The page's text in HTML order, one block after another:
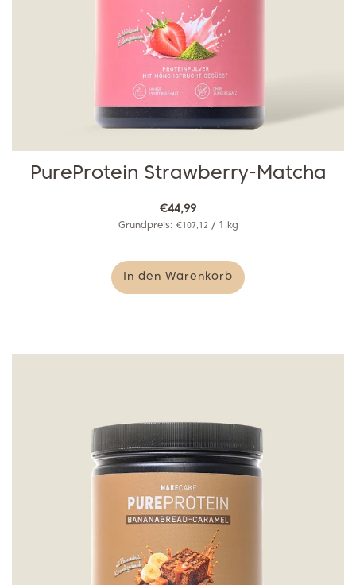
PureProtein Strawberry-Matcha
€44,99
Grundpreis: €107,12 / kg
In den Warenkorb